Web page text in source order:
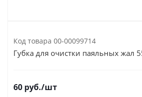
Код товара 00-00099714
Губка для очистки паяльных жал
60 руб./шт